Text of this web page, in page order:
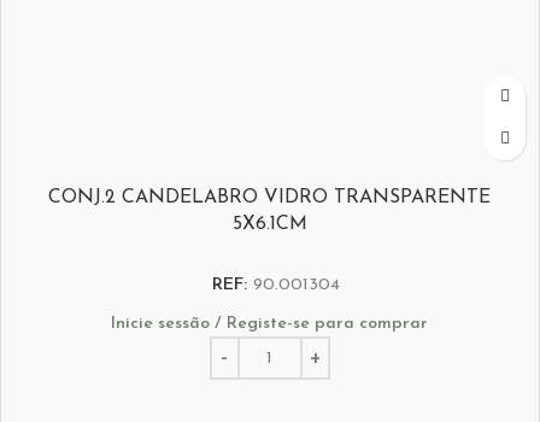
CONJ.2 CANDELABRO VIDRO TRANSPARENTE
5X6.1CM
REF: 90.001304
Inicie sessão / Registe-se para comprar